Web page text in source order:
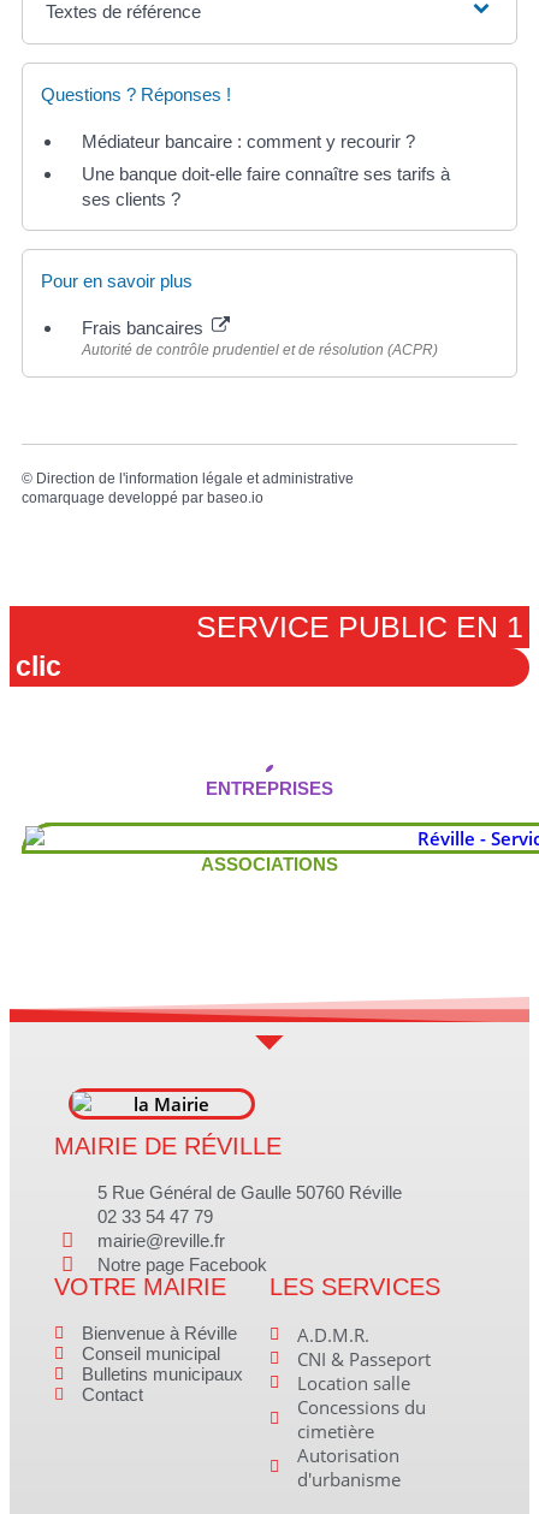
Textes de référence
Questions ? Réponses !
Médiateur bancaire : comment y recourir ?
Une banque doit-elle faire connaître ses tarifs à
ses clients ?
Pour en savoir plus
Frais bancaires
Autorité de contrôle prudentiel et de résolution (ACPR)
© Direction de l'information légale et administrative
comarquage developpé par baseo.io
SERVICE PUBLIC EN 1
clic
ENTREPRISES
ASSOCIATIONS
MAIRIE DE RÉVILLE
5 Rue Général de Gaulle 50760 Réville
02 33 54 47 79
mairie@reville.fr
Notre page Facebook
VOTRE MAIRIE
Bienvenue à Réville
Conseil municipal
Bulletins municipaux
Contact
LES SERVICES
A.D.M.R.
CNI & Passeport
Location salle
Concessions du
cimetière
Autorisation
d'urbanisme